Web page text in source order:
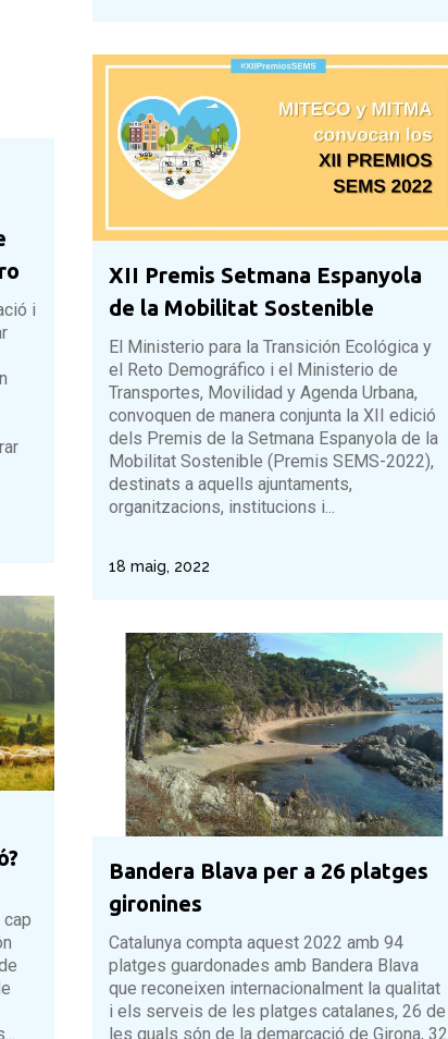
i
XII Premis Setmana Espanyola
de la Mobilitat Sostenible
El Ministerio para la Transición Ecológica y
el Reto Demográfico i el Ministerio de
Transportes, Movilidad y Agenda Urbana,
convoquen de manera conjunta la XII edició
dels Premis de la Setmana Espanyola de la
Mobilitat Sostenible (Premis SEMS-2022),
destinats a aquells ajuntaments,
organitzacions, institucions i...
18 maig, 2022
Bandera Blava per a 26 platges
gironines
Catalunya compta aquest 2022 amb 94
platges guardonades amb Bandera Blava
que reconeixen internacionalment la qualitat
i els serveis de les platges catalanes, 26 de
les quals són de la demarcació de Girona, 32